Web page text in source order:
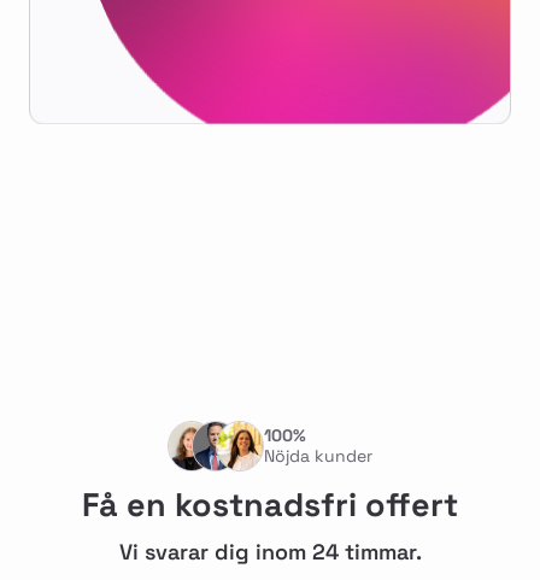
100%
Nöjda kunder
Få en kostnadsfri offert
Vi svarar dig inom 24 timmar.